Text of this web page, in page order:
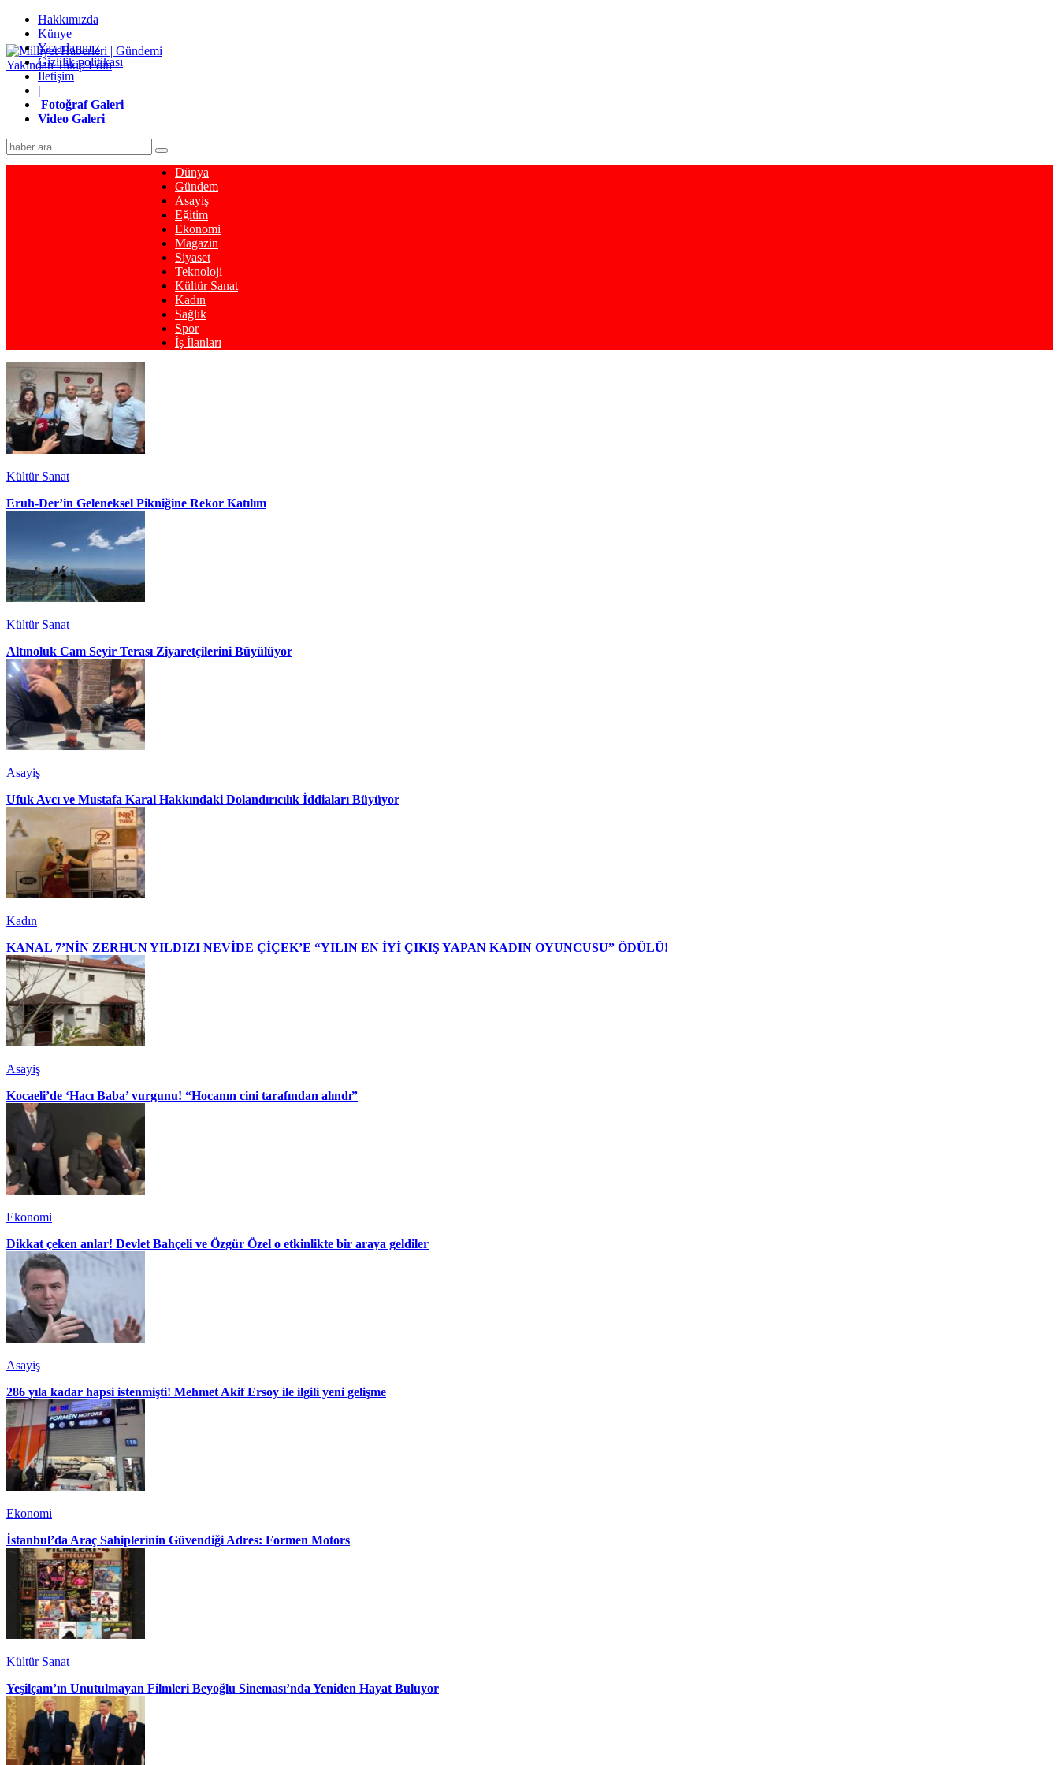
Hakkımızda
Künye
Yazarlarımız
Gizlilik politikası
İletişim
|
Fotoğraf Galeri
Video Galeri
Dünya
Gündem
Asayiş
Eğitim
Ekonomi
Magazin
Siyaset
Teknoloji
Kültür Sanat
Kadın
Sağlık
Spor
İş İlanları
Kültür Sanat
Eruh-Der’in Geleneksel Pikniğine Rekor Katılım
Kültür Sanat
Altınoluk Cam Seyir Terası Ziyaretçilerini Büyülüyor
Asayiş
Ufuk Avcı ve Mustafa Karal Hakkındaki Dolandırıcılık İddiaları Büyüyor
Kadın
KANAL 7’NİN ZERHUN YILDIZI NEVİDE ÇİÇEK’E “YILIN EN İYİ ÇIKIŞ YAPAN KADIN OYUNCUSU” ÖDÜLÜ!
Asayiş
Kocaeli’de ‘Hacı Baba’ vurgunu! “Hocanın cini tarafından alındı”
Ekonomi
Dikkat çeken anlar! Devlet Bahçeli ve Özgür Özel o etkinlikte bir araya geldiler
Asayiş
286 yıla kadar hapsi istenmişti! Mehmet Akif Ersoy ile ilgili yeni gelişme
Ekonomi
İstanbul’da Araç Sahiplerinin Güvendiği Adres: Formen Motors
Kültür Sanat
Yeşilçam’ın Unutulmayan Filmleri Beyoğlu Sineması’nda Yeniden Hayat Buluyor